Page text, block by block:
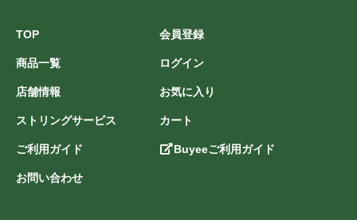
TOP
商品一覧
店舗情報
ストリングサービス
ご利用ガイド
お問い合わせ
会員登録
ログイン
お気に入り
カート
Buyeeご利用ガイド